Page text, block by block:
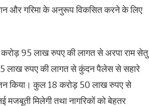
और गरिमा के अनुरूप विकसित करने के लिए
करोड़ 95 लाख रुपए की लागत से अरपा राम सेतु
लाख रुपए की लागत से कुंदन पैलेस से सहारे
किया। कुल 18 करोड़ 50 लाख रुपए से
मिलेगी तथा नागरिकों को बेहतर